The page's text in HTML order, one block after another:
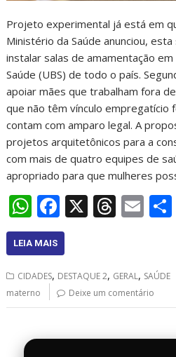
Projeto experimental já está em
Ministério da Saúde anunciou,
instalar salas de amamentação
Saúde (UBS) de todo o país.
apoiar mães que trabalham fora
que não têm vínculo empregatício
contam com amparo legal. A
projetos arquitetônicos para a
com mais de quatro equipes de
apropriado para que mulheres
W
h
at
s
A
p
p
F
ac
e
b
o
o
k
X T
a
d
s
E
l
LEIA MAIS
CIDADES, DESTAQUE 2, GERAL, SAÚDE
materno
Deixe um comentário